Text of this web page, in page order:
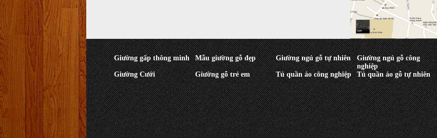
Giường gấp thông minh Mẫu giường gỗ đẹp Giường ngủ gỗ tự nhiên
Giường ngủ gỗ công
nghiệp
Giường Cưới
Giường gỗ trẻ em Tủ quần áo công nghiệp Tủ quần áo gỗ tự nhiên